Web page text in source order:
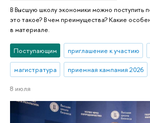
В Высшую школу экономики можно поступить
это такое? В чем преимущества? Какие
в материале.
Поступающим приглашение к участию
магистратура приемная кампания 2026
8 июля